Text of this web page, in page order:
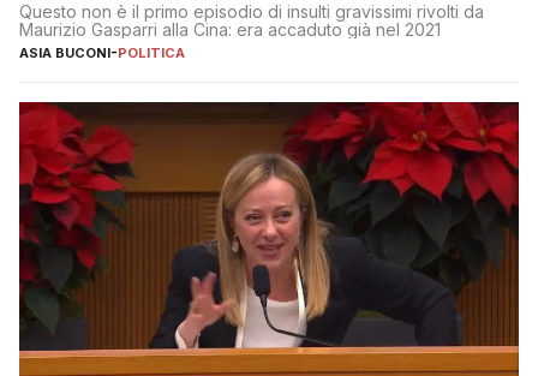
Questo non è il primo episodio di insulti gravissimi rivolti da
Maurizio Gasparri alla Cina: era accaduto già nel 2021
ASIA BUCONI-POLITICA